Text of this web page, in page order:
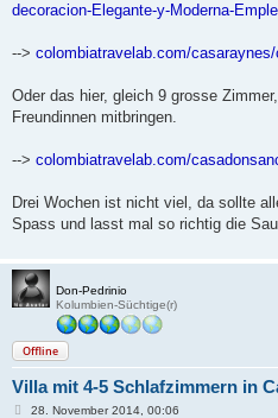
decoracion-Elegante-y-Moderna-
--> colombiatravelab.com/
Oder das hier, gleich 9 grosse
Freundinnen mitbringen.
--> colombiatravelab.com/
Drei Wochen ist nicht viel, da sollte
Spass und lasst mal so richtig die
Don-Pedrinio
Kolumbien-Süchtige(r)
Offline
Villa mit 4-5 Schlafzimmern in
B28. November 2014, 00:06